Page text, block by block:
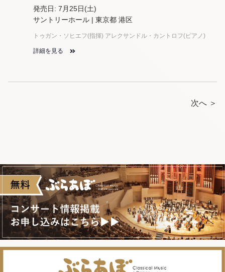
発売日: 7月25日(土)
サントリーホール | 東京都 港区
トゥガン・ソヒエフ(指揮) アレクサンドル・カントロフ(ピアノ)
詳細を見る
次へ ＞